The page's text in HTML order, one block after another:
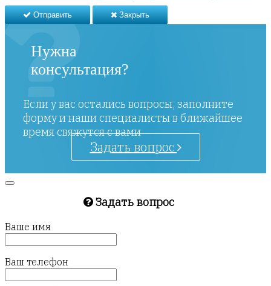
Отправить Закрыть
Нужна
консультация?
Если у вас остались вопросы, заполните
форму и наши специалисты в ближайшее
время свяжутся с вами
Задать вопрос
Задать вопрос
Ваше имя
Ваш телефон